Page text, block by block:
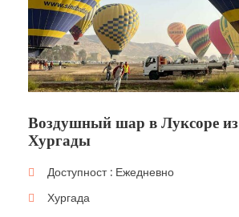
Воздушный шар в Луксоре из
Хургады
Доступност : Ежедневно
Хургада